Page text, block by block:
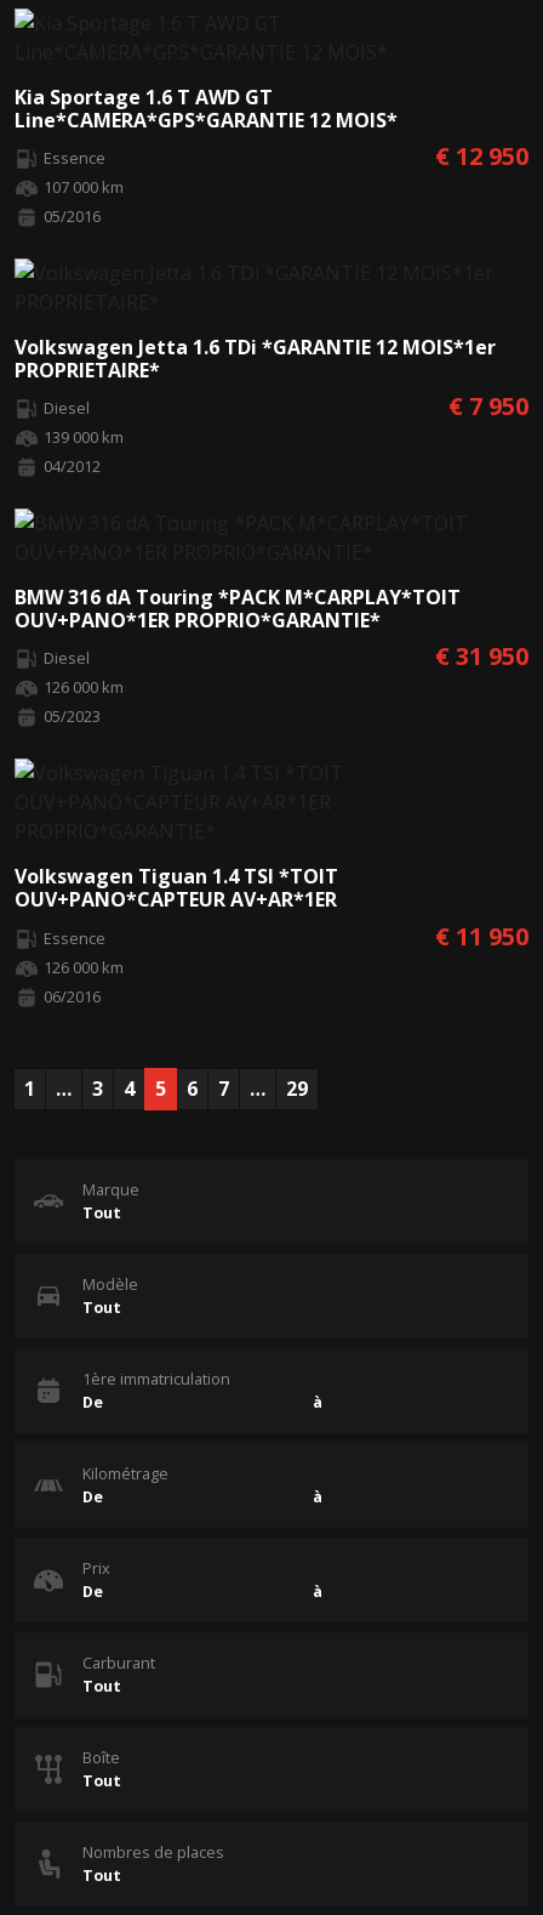
Kia Sportage 1.6 T AWD GT
Line*CAMERA*GPS*GARANTIE 12 MOIS*
Essence
107 000 km
05/2016
€ 12 950
Volkswagen Jetta 1.6 TDi *GARANTIE 12 MOIS*1er
PROPRIETAIRE*
Diesel
139 000 km
04/2012
€ 7 950
BMW 316 dA Touring *PACK M*CARPLAY*TOIT
OUV+PANO*1ER PROPRIO*GARANTIE*
Diesel
126 000 km
05/2023
€ 31 950
Volkswagen Tiguan 1.4 TSI *TOIT
OUV+PANO*CAPTEUR AV+AR*1ER
Essence
126 000 km
06/2016
€ 11 950
1 … 3 4 5 6 7 … 29
Marque
Modèle
1ère immatriculation
Kilométrage
Prix
Carburant
Boîte
Nombres de places